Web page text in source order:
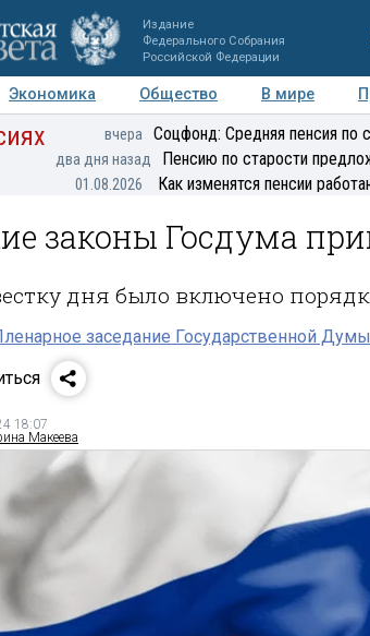
Издание
Федерального Собрания
Российской Федерации
Экономика Общество В мире
Мнения Регионы
вчера Соцфонд: Средняя пенсия по
два дня назад Пенсию по старости
01.08.2026 Как изменятся пенсии
законы Госдума
дня было включено
заседание Государственной
18:07
Макеева